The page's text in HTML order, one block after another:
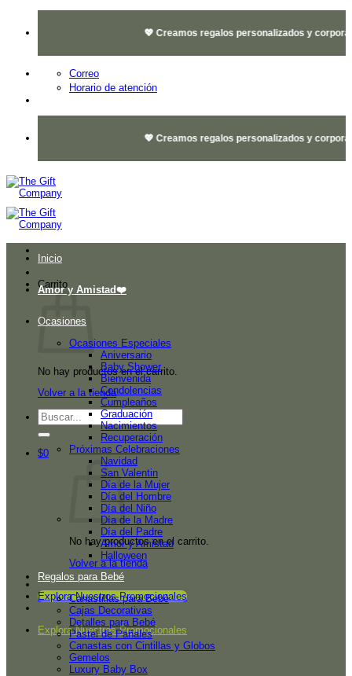
💖 Creamos regalos personalizados y
Correo
Horario de atención
💖 Creamos regalos personalizados y
Carrito
No hay productos en el carrito.
Volver a la tienda
Buscar
por:
$0
No hay productos en el carrito.
Volver a la tienda
Explora Nuestros Promocionales
Explora Nuestros Promocionales
Inicio
Amor y Amistad❤️
Ocasiones
Ocasiones Especiales
Aniversario
Baby Shower
Bienvenida
Condolencias
Cumpleaños
Graduación
Nacimientos
Recuperación
Próximas Celebraciones
Navidad
San Valentin
Día de la Mujer
Día del Hombre
Día del Niño
Día de la Madre
Día del Padre
Amor y Amistad
Halloween
Regalos para Bebé
Canastillas para Bebé
Cajas Decorativas
Detalles para Bebé
Pastel de Pañales
Canastas con Cintillas y Globos
Gemelos
Luxury Baby Box